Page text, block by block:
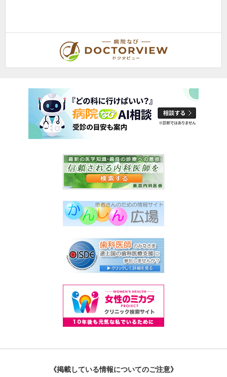
《掲載している情報についてのご注意》